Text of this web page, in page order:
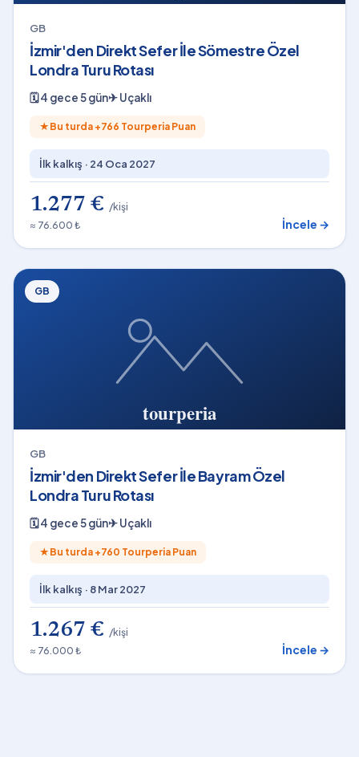
GB
İzmir'den Direkt Sefer İle Sömestre Özel
Londra Turu Rotası
🗓4 gece 5 gün✈Uçaklı
★ Bu turda +766 Tourperia Puan
İlk kalkış · 24 Oca 2027
1.277 € /kişi
≈ 76.600 ₺
İncele →
GB
GB
İzmir'den Direkt Sefer İle Bayram Özel
Londra Turu Rotası
🗓4 gece 5 gün✈Uçaklı
★ Bu turda +760 Tourperia Puan
İlk kalkış · 8 Mar 2027
1.267 € /kişi
≈ 76.000 ₺
İncele →